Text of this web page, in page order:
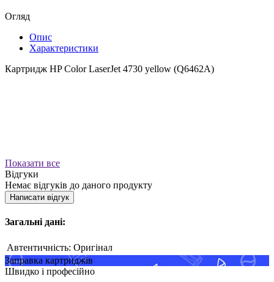
Огляд
Опис
Характеристики
Картридж HP Color LaserJet 4730 yellow (Q6462A)
Показати все
Відгуки
Немає відгуків до даного продукту
Написати відгук
Загальні дані:
Автентичність: Оригінал
Заправка картриджів
Швидко і професійно